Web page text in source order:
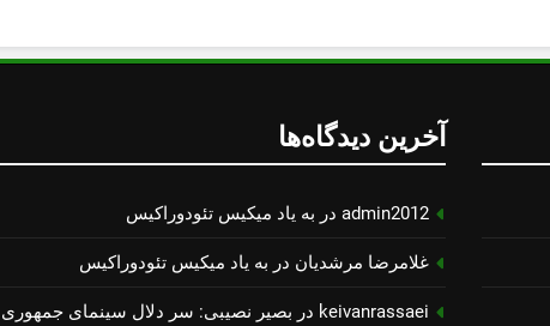
آخرین دیدگاه‌ها
admin2012 در به یاد میكیس تئودوراكیس
غلامرضا مرشدیان در به یاد میكیس تئودوراكیس
keivanrassaei در بصیر نصیبی: سر دلال سینمای جمهوری